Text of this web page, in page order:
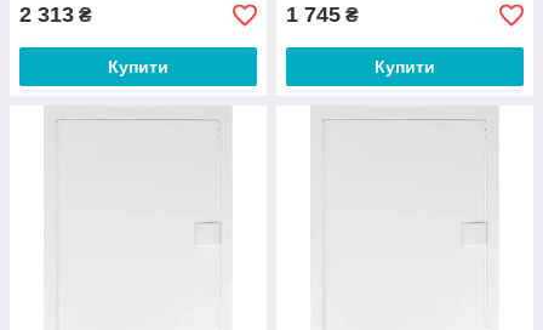
2 313 ₴
Купити
1 745 ₴
Купити